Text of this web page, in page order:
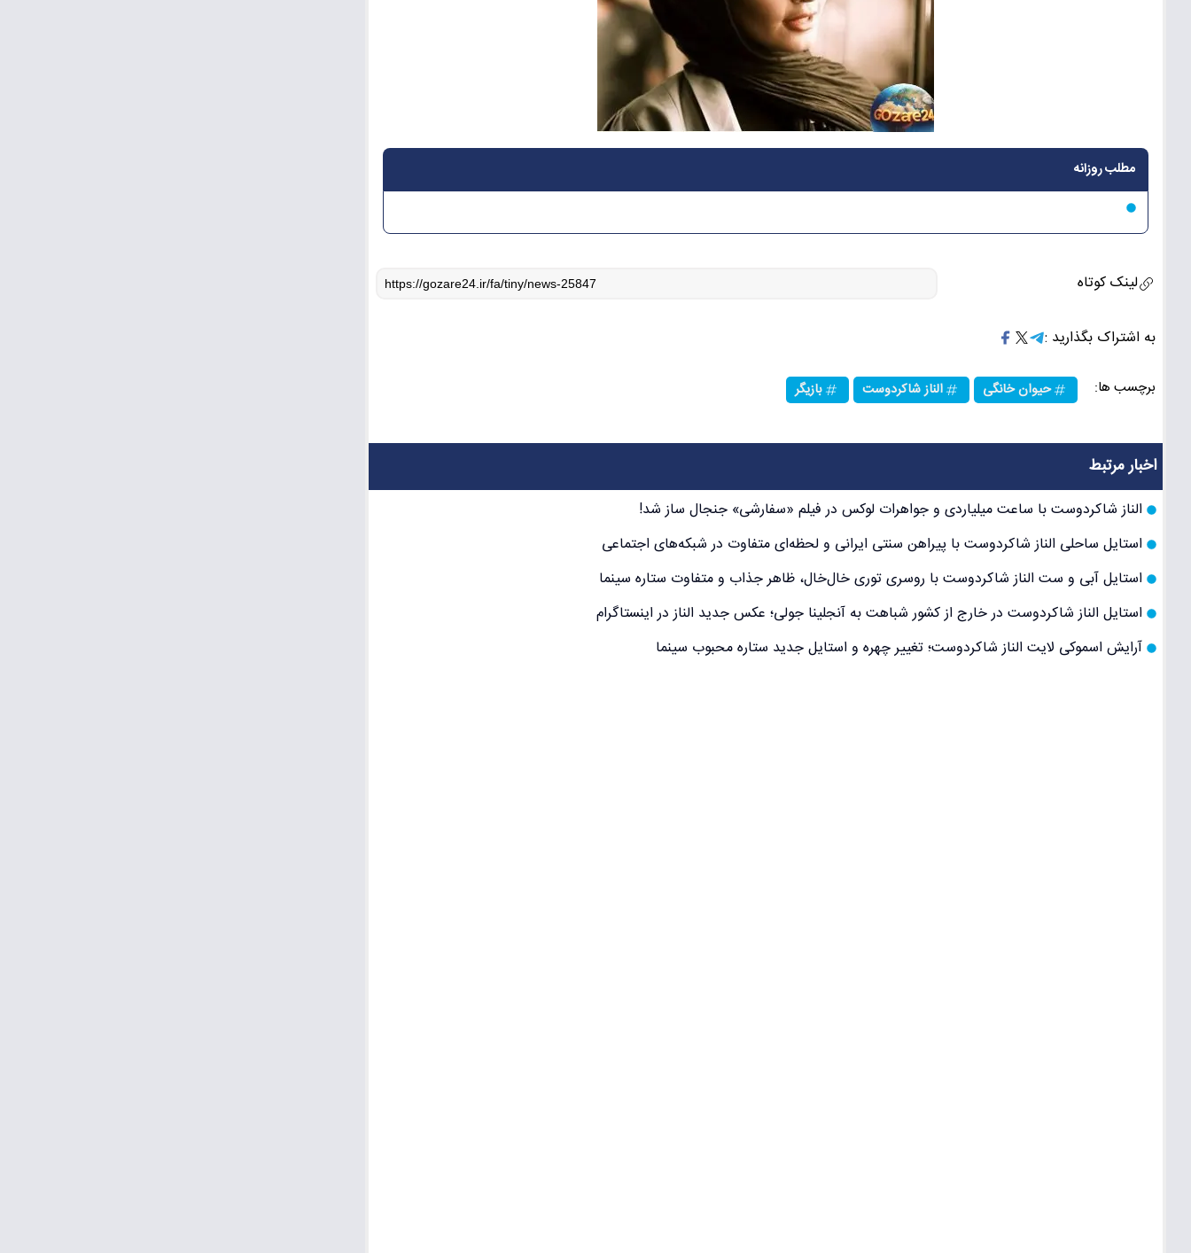
مطلب روزانه
لینک کوتاه
به اشتراک بگذارید :
برچسب ها: حیوان خانگی الناز شاکردوست بازیگر
اخبار مرتبط
الناز شاکردوست با ساعت میلیاردی و جواهرات لوکس در فیلم «سفارشی» جنجال ساز شد!
استایل ساحلی الناز شاکردوست با پیراهن سنتی ایرانی و لحظه‌ای متفاوت در شبکه‌های اجتماعی
استایل آبی و ست الناز شاکردوست با روسری توری خال‌خال، ظاهر جذاب و متفاوت ستاره سینما
استایل الناز شاکردوست در خارج از کشور شباهت به آنجلینا جولی؛ عکس جدید الناز در اینستاگرام
آرایش اسموکی لایت الناز شاکردوست؛ تغییر چهره و استایل جدید ستاره محبوب سینما